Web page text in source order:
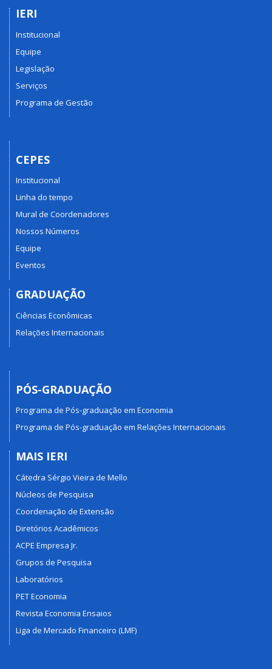
IERI
Institucional
Equipe
Legislação
Serviços
Programa de Gestão
CEPES
Institucional
Linha do tempo
Mural de Coordenadores
Nossos Números
Equipe
Eventos
GRADUAÇÃO
Ciências Econômicas
Relações Internacionais
PÓS-GRADUAÇÃO
Programa de Pós-graduação em Economia
Programa de Pós-graduação em Relações Internacionais
MAIS IERI
Cátedra Sérgio Vieira de Mello
Núcleos de Pesquisa
Coordenação de Extensão
Diretórios Acadêmicos
ACPE Empresa Jr.
Grupos de Pesquisa
Laboratórios
PET Economia
Revista Economia Ensaios
Liga de Mercado Financeiro (LMF)